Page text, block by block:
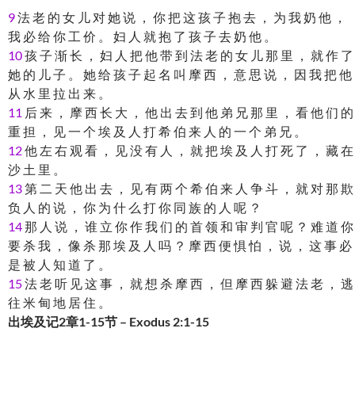
9法 老 的 女 儿 对 她 说 ， 你 把 这 孩 子 抱 去 ， 为 我 奶 他 ，
我 必 给 你 工 价 。 妇 人 就 抱 了 孩 子 去 奶 他 。
10孩 子 渐 长 ， 妇 人 把 他 带 到 法 老 的 女 儿 那 里 ， 就 作 了
她 的 儿 子 。 她 给 孩 子 起 名 叫 摩 西 ， 意 思 说 ， 因 我 把 他
从 水 里 拉 出 来 。
11 后 来 ， 摩 西 长 大 ， 他 出 去 到 他 弟 兄 那 里 ， 看 他 们 的
重 担 ， 见 一 个 埃 及 人 打 希 伯 来 人 的 一 个 弟 兄 。
12他 左 右 观 看 ， 见 没 有 人 ， 就 把 埃 及 人 打 死 了 ， 藏 在
沙 土 里 。
13第 二 天 他 出 去 ， 见 有 两 个 希 伯 来 人 争 斗 ， 就 对 那 欺
负 人 的 说 ， 你 为 什 么 打 你 同 族 的 人 呢 ？
14那 人 说 ， 谁 立 你 作 我 们 的 首 领 和 审 判 官 呢 ？ 难 道 你
要 杀 我 ， 像 杀 那 埃 及 人 吗 ？ 摩 西 便 惧 怕 ， 说 ， 这 事 必
是 被 人 知 道 了 。
15法 老 听 见 这 事 ， 就 想 杀 摩 西 ， 但 摩 西 躲 避 法 老 ， 逃
往 米 甸 地 居 住 。
出埃及记2章1-15节 – Exodus 2:1-15